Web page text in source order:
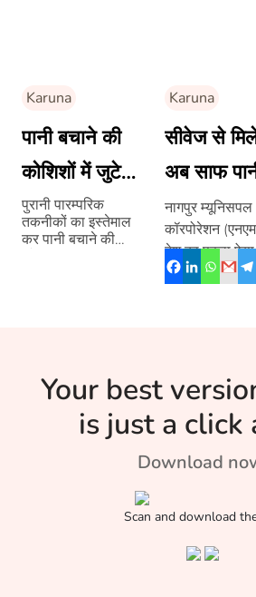
Karuna
पानी बचाने की
कोशिशों में जुटे
ज़मीन से जुड़े 5
लोग
पुरानी पारम्परिक
तकनीकों का इस्तेमाल
कर पानी बचाने की
Karuna
सीवेज से
अब साफ
नागपुर म्यूनिसपल
कॉरपोरेशन
देश का पहला
है, जिसने करीब
Your best
is just a click
Download
Scan and download